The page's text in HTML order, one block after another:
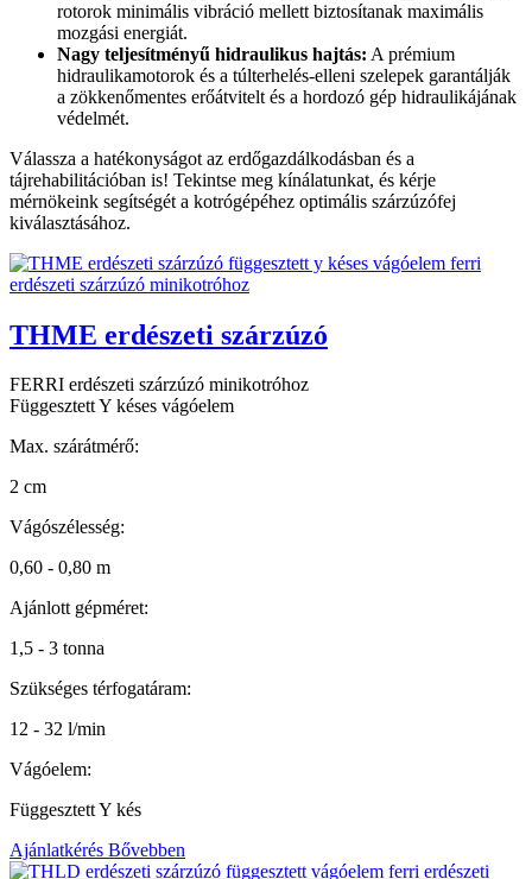
rotorok minimális vibráció mellett biztosítanak maximális
mozgási energiát.
Nagy teljesítményű hidraulikus hajtás: A prémium
hidraulikamotorok és a túlterhelés-elleni szelepek garantálják
a zökkenőmentes erőátvitelt és a hordozó gép hidraulikájának
védelmét.
Válassza a hatékonyságot az erdőgazdálkodásban és a
tájrehabilitációban is! Tekintse meg kínálatunkat, és kérje
mérnökeink segítségét a kotrógépéhez optimális szárzúzófej
kiválasztásához.
THME erdészeti szárzúzó
FERRI erdészeti szárzúzó minikotróhoz
Függesztett Y késes vágóelem
Max. szárátmérő:
2 cm
Vágószélesség:
0,60 - 0,80 m
Ajánlott gépméret:
1,5 - 3 tonna
Szükséges térfogatáram:
12 - 32 l/min
Vágóelem:
Függesztett Y kés
Ajánlatkérés Bővebben